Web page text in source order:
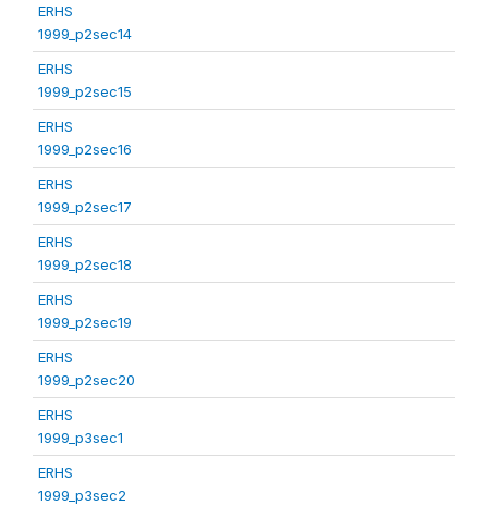
ERHS
1999_p2sec14
ERHS
1999_p2sec15
ERHS
1999_p2sec16
ERHS
1999_p2sec17
ERHS
1999_p2sec18
ERHS
1999_p2sec19
ERHS
1999_p2sec20
ERHS
1999_p3sec1
ERHS
1999_p3sec2